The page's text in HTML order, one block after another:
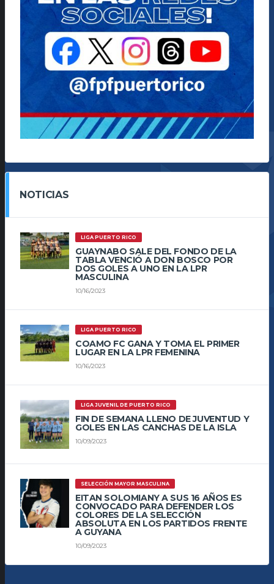
NOTICIAS
LIGA PUERTO RICO
GUAYNABO SALE DEL FONDO DE LA
TABLA VENCIÓ A DON BOSCO POR
DOS GOLES A UNO EN LA LPR
MASCULINA
10/16/2023
LIGA PUERTO RICO
COAMO FC GANA Y TOMA EL PRIMER
LUGAR EN LA LPR FEMENINA
10/16/2023
LIGA JUVENIL DE PUERTO RICO
FIN DE SEMANA LLENO DE JUVENTUD Y
GOLES EN LAS CANCHAS DE LA ISLA
10/09/2023
SELECCIÓN MAYOR MASCULINA
EITAN SOLOMIANY A SUS 16 AÑOS ES
CONVOCADO PARA DEFENDER LOS
COLORES DE LA SELECCIÓN
ABSOLUTA EN LOS PARTIDOS FRENTE
A GUYANA
10/09/2023